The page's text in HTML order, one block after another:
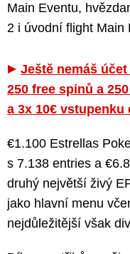
Main Eventu,
2 i úvodní flight Main
Ještě nemáš
250 free spinů a
a 3x 10€ vstupenku
€1.100 Estrellas
s 7.138 entries a
druhý největší živý
jako hlavní menu
nejdůležitější však